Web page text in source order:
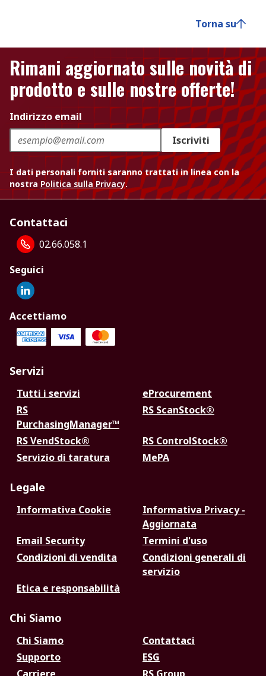
Torna su
Rimani aggiornato sulle novità di
prodotto e sulle nostre offerte!
Indirizzo email
Iscriviti
I dati personali forniti saranno trattati in linea con la
nostra Politica sulla Privacy.
Contattaci
02.66.058.1
Seguici
Accettiamo
Servizi
Tutti i servizi
eProcurement
RS
PurchasingManager™
RS ScanStock®
RS VendStock®
RS ControlStock®
Servizio di taratura
MePA
Legale
Informativa Cookie
Informativa Privacy -
Aggiornata
Email Security
Termini d'uso
Condizioni di vendita
Condizioni generali di
servizio
Etica e responsabilità
Chi Siamo
Chi Siamo
Contattaci
Supporto
ESG